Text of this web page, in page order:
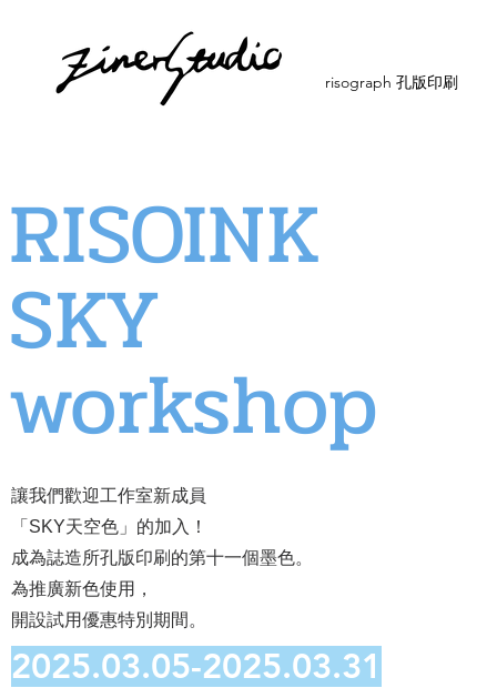
risograph 孔版印刷
RISOINK
SKY
workshop
讓我們歡迎工作室新成員
「SKY天空色」的加入！
成為誌造所孔版印刷的第十一個墨色。
為推廣新色使用，
開設試用優惠特別期間。
2025.03.05-2025.03.31